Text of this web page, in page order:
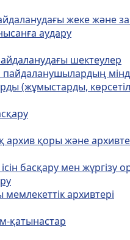
жеке және
аудару
шектеулер
пайдаланушылардың
(жұмыстарды,
архив қоры және
басқару мен жүргізу
архивтері
қатынастар